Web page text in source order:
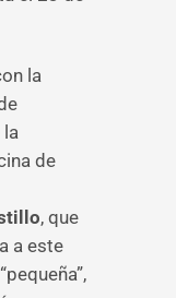
la
la
de
, que
a este